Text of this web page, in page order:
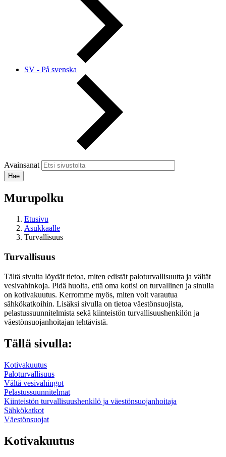
SV - På svenska
Avainsanat
Murupolku
Etusivu
Asukkaalle
Turvallisuus
Turvallisuus
Tältä sivulta löydät tietoa, miten edistät paloturvallisuutta ja vältät
vesivahinkoja. Pidä huolta, että oma kotisi on turvallinen ja sinulla
on kotivakuutus. Kerromme myös, miten voit varautua
sähkökatkoihin. Lisäksi sivulla on tietoa väestönsuojista,
pelastussuunnitelmista sekä kiinteistön turvallisuushenkilön ja
väestönsuojanhoitajan tehtävistä.
Tällä sivulla:
Kotivakuutus
Paloturvallisuus
Vältä vesivahingot
Pelastussuunnitelmat
Kiinteistön turvallisuushenkilö ja väestönsuojanhoitaja
Sähkökatkot
Väestönsuojat
Kotivakuutus